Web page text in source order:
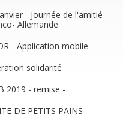
- Journée de l'amitié
Allemande
- Application mobile
solidarité
2019 - remise -
DE PETITS PAINS